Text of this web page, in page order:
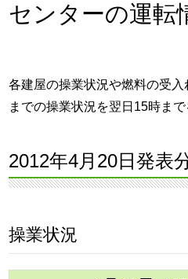
センターの運転
各建屋の操業状況や燃料の受
までの操業状況を翌日15時ま
2012年4月20日発表
操業状況